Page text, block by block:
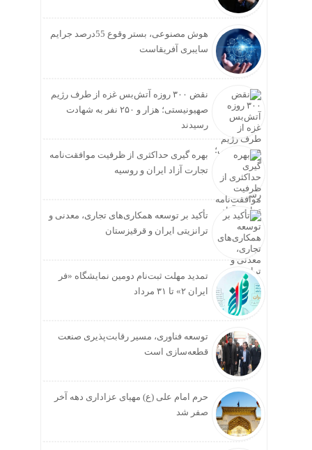
هوش مصنوعی، بستر وقوع 55درصد جرایم
سایبری آفریقاست
نقض ۳۰۰ روزه آتش‌بس غزه از طرف رژیم
صهیونیستی؛ هزار و ۲۵۰ نفر به شهادت
رسیدند
بهره گیری حداکثری از ظرفیت موافقت‌نامه
تجارت آزاد ایران و روسیه
تأکید بر توسعه همکاری‌های تجاری، معدنی و
ترانزیتی ایران و قرقیزستان
تمدید مهلت ثبت‌نام دومین نمایشگاه «فر
ایران ۲» تا ۳۱ مرداد
توسعه فناوری، مسیر رقابت‌پذیری صنعت
قطعه‌سازی است
حرم امام علی (ع) مهیای عزاداری دهه آخر
صفر شد